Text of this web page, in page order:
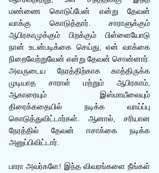
மண்ணை கொடுப்பேன் என்று தேவன்
வாக்கு கொடுத்தார். சாராளுக்கும்
ஆபிரகாமுக்கும் பிறக்கும் பிள்ளையோடு
நான் உடன்படிக்கை செய்து, என் வாக்கை
நிறைவேற்றுவேன் என்று தேவன் சொன்னார்.
அவருடைய நேரத்திற்காக காத்திருக்க
முடியாத சாராள் மற்றும் ஆபிரகாம்,
ஆகாரையும் இஸ்மாயீலையும்
திரைக்கதையில் நடிக்க வாய்ப்பு
கொடுத்துவிட்டார்கள். ஆனால், சரியான
நேரத்தில் தேவன் ஈசாக்கை நடிக்க
அனுப்பிவிட்டார்.
பாரா அவர்களே! இந்த விவரங்களை நீங்கள்